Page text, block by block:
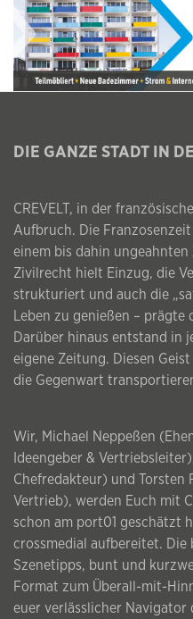
DIE GANZE STADT IN
CREVELT, in der
Aufbruch. Die
einem bis dahin ungeahnten
Zivilrecht hielt Einzug, die
strukturiert und auch die
Leben zu genießen –
Darüber hinaus entstand in
eigene Zeitung. Diesen
die Gegenwart
Wir, Michael Neppeßen
Ideengeber &
Chefredakteur) und Torsten
Vertrieb), werden Euch mit
schon am port01 geschätzt
crossmedial aufbereitet. Die
Szenetipps, bunt und
Format zum Überall-mit-
euer verlässlicher Navigator